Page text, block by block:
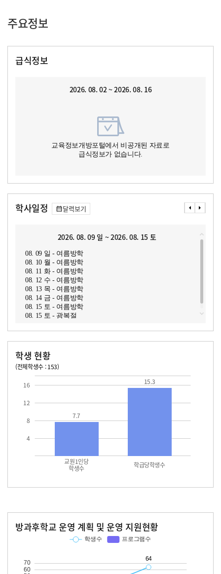
주요정보
급식정보
2026. 08. 02 ~ 2026. 08. 16
교육정보개방포털에서 비공개된 자료로
급식정보가 없습니다.
학사일정 달력보기
2026. 08. 09 일 ~ 2026. 08. 15 토
08. 09 일 - 여름방학
08. 10 월 - 여름방학
08. 11 화 - 여름방학
08. 12 수 - 여름방학
08. 13 목 - 여름방학
08. 14 금 - 여름방학
08. 15 토 - 여름방학
08. 15 토 - 광복절
학생 현황
(전체학생수 : 153)
4
8
12
16
교원1인당
학생수 학급당학생수
7.7
15.3
방과후학교 운영 계획 및 운영 지원현황